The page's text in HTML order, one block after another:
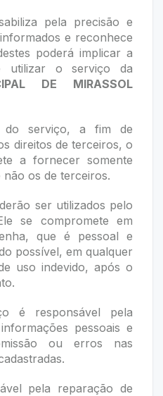
pela precisão e
e reconhece
poderá implicar a
utilizar o serviço da
DE MIRASSOL
do serviço, a fim de
direitos de terceiros, o
a fornecer somente
não os de terceiros.
ser utilizados pelo
se compromete em
que é pessoal e
possível, em qualquer
uso indevido, após o
é responsável pela
pessoais e
ou erros nas
pela reparação de